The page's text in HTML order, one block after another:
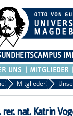
UNS MITGLIEDER
Mitglieder
rer. nat. Katrin